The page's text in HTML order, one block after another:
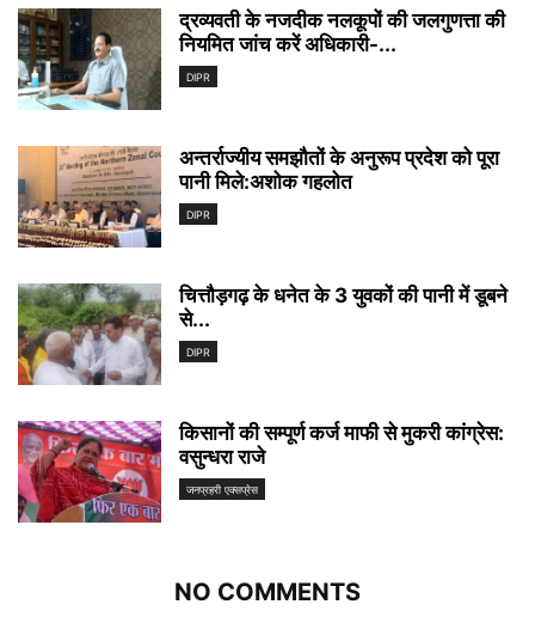
द्रव्यवती के नजदीक नलकूपों की जलगुणत्ता की
नियमित जांच करें अधिकारी-...
DIPR
अन्तर्राज्यीय समझौतों के अनुरूप प्रदेश को पूरा
पानी मिले:अशोक गहलोत
DIPR
चित्तौड़गढ़ के धनेत के 3 युवकों की पानी में डूबने
से...
DIPR
किसानों की सम्पूर्ण कर्ज माफी से मुकरी कांग्रेस:
वसुन्धरा राजे
जनप्रहरी एक्सप्रेस
NO COMMENTS